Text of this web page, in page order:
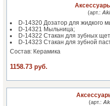
(арт.:
D-14320 Дозатор для
D-14321 Мыльница;
D-14322 Стакан для
D-14323 Стакан для
Состав: Керамика
1158.73 руб.
(арт.: